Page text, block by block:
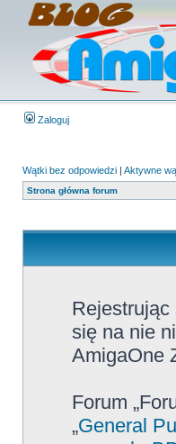
Zaloguj
Wątki bez odpowiedzi | Aktywne
Strona główna forum
Rejestrując
się na nie
AmigaOne
Forum
„General